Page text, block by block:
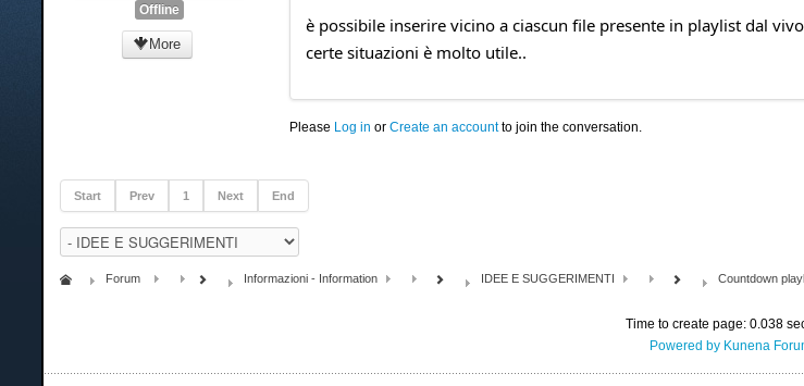
Offline
More
è possibile inserire vicino a ciascun file presente in playlist dal
certe situazioni è molto utile..
Please Log in or Create an accountto join the conversation.
Start Prev 1 Next End
Forum Informazioni - Information IDEE E SUGGERIMENTI Countdown
Time to create page: 0.038
Powered by Kunena